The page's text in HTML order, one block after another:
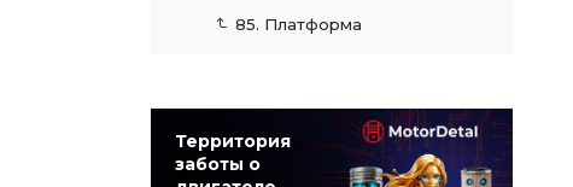
85. Платформа
Территория
заботы о